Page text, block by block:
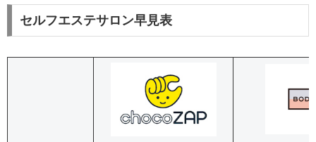
セルフエステサロン早見表